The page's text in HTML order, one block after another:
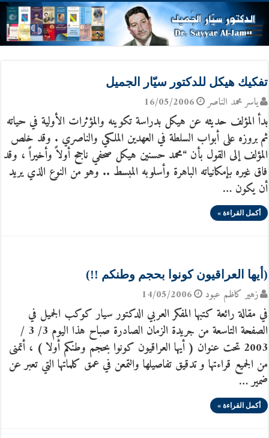
تفكيك هيكل للدكتور سيّار الجميل
ياسر محمد الناصر 16/05/2006
بدأ المؤلف حديثه عن هيكل بدراسة تكوينه والمؤثرات الأولية في حياته
ثم بروزه على أبواب السلطة في العهدين الملكي والناصري . وقد خلص
المؤلف إلى القول بأن “محمد حسنين هيكل صحفي ناجح أولاً وأخيراً ، وقد
فاق غيره بإمكانياته الباهرة وأسلوبه المبسط .. وهو من النوع الذي يريد
أن يكون …
أكمل القراءة »
(أيها العراقيون كونوا بحجم وطنكم !!)
زهير كاظم عبود 14/05/2006
في مقالة رائعة كتبها المفكر العربي الدكتور سيار كوكب الجميل في
الصفحة التاسعة من جريدة الزمان الصادرة صباح هذا اليوم 3/ 3 /
2003 تحت عنوان ( أيها العراقيون كونوا بحجم وطنكم أولا ) ، أتمنى
من الجميع قراءتها و تدقيق تفاصيلها والتمعن في عمق كلماتها التي تعبر عن
ضمير …
أكمل القراءة »